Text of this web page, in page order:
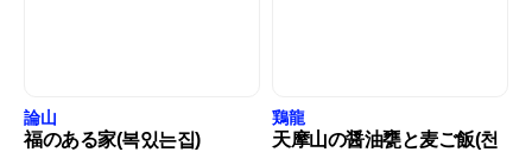
論山
福のある家(복있는집)
鶏龍
天摩山の醤油甕と麦ご飯(천